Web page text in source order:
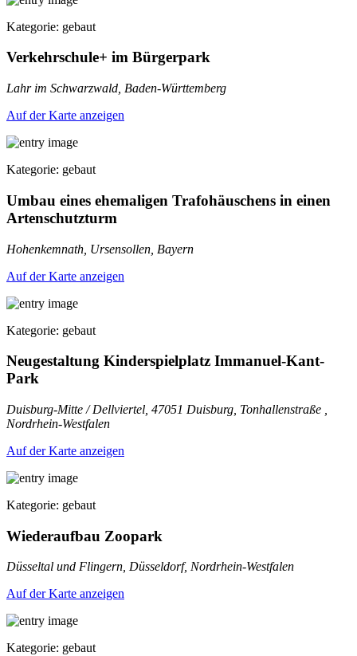
Kategorie: gebaut
Verkehrschule+ im Bürgerpark
Lahr im Schwarzwald, Baden-Württemberg
Auf der Karte anzeigen
Kategorie: gebaut
Umbau eines ehemaligen Trafohäuschens in einen
Artenschutzturm
Hohenkemnath, Ursensollen, Bayern
Auf der Karte anzeigen
Kategorie: gebaut
Neugestaltung Kinderspielplatz Immanuel-Kant-
Park
Duisburg-Mitte / Dellviertel, 47051 Duisburg, Tonhallenstraße ,
Nordrhein-Westfalen
Auf der Karte anzeigen
Kategorie: gebaut
Wiederaufbau Zoopark
Düsseltal und Flingern, Düsseldorf, Nordrhein-Westfalen
Auf der Karte anzeigen
Kategorie: gebaut